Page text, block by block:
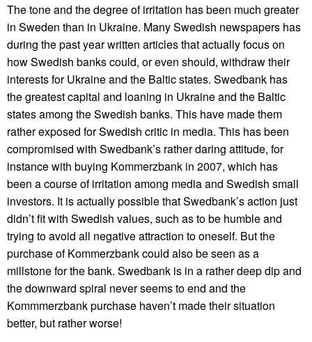
The tone and the degree of irritation has been much greater
in Sweden than in Ukraine. Many Swedish newspapers has
during the past year written articles that actually focus on
how Swedish banks could, or even should, withdraw their
interests for Ukraine and the Baltic states. Swedbank has
the greatest capital and loaning in Ukraine and the Baltic
states among the Swedish banks. This have made them
rather exposed for Swedish critic in media. This has been
compromised with Swedbank’s rather daring attitude, for
instance with buying Kommerzbank in 2007, which has
been a course of irritation among media and Swedish small
investors. It is actually possible that Swedbank’s action just
didn’t fit with Swedish values, such as to be humble and
trying to avoid all negative attraction to oneself. But the
purchase of Kommerzbank could also be seen as a
millstone for the bank. Swedbank is in a rather deep dip and
the downward spiral never seems to end and the
Kommmerzbank purchase haven’t made their situation
better, but rather worse!